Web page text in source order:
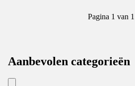
Pagina 1 van 1
Aanbevolen categorieën